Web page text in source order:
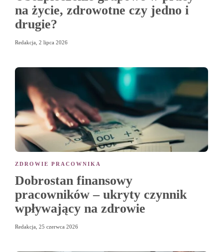
na życie, zdrowotne czy jedno i
drugie?
Redakcja, 2 lipca 2026
ZDROWIE PRACOWNIKA
Dobrostan finansowy
pracowników – ukryty czynnik
wpływający na zdrowie
Redakcja, 25 czerwca 2026